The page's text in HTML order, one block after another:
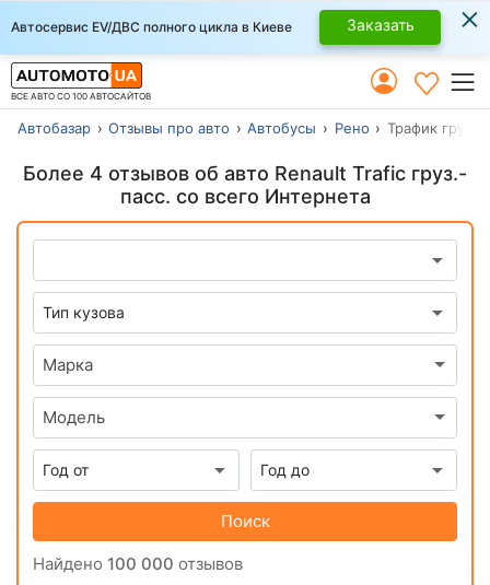
Автосервис EV/ДВС полного цикла в Киеве Заказать ×
ВСЕ АВТО СО 100 АВТОСАЙТОВ
Автобазар Отзывы про авто Автобусы Рено Трафик груз-
Более 4 отзывов об авто Renault Trafic груз.-
пасс. со всего Интернета
Марка
Модель
Поиск
Найдено 100 000 отзывов